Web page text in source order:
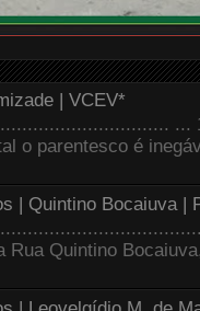
| VCEV*
...
o parentesco é
| Quintino Bocaiuva |
Rua Quintino